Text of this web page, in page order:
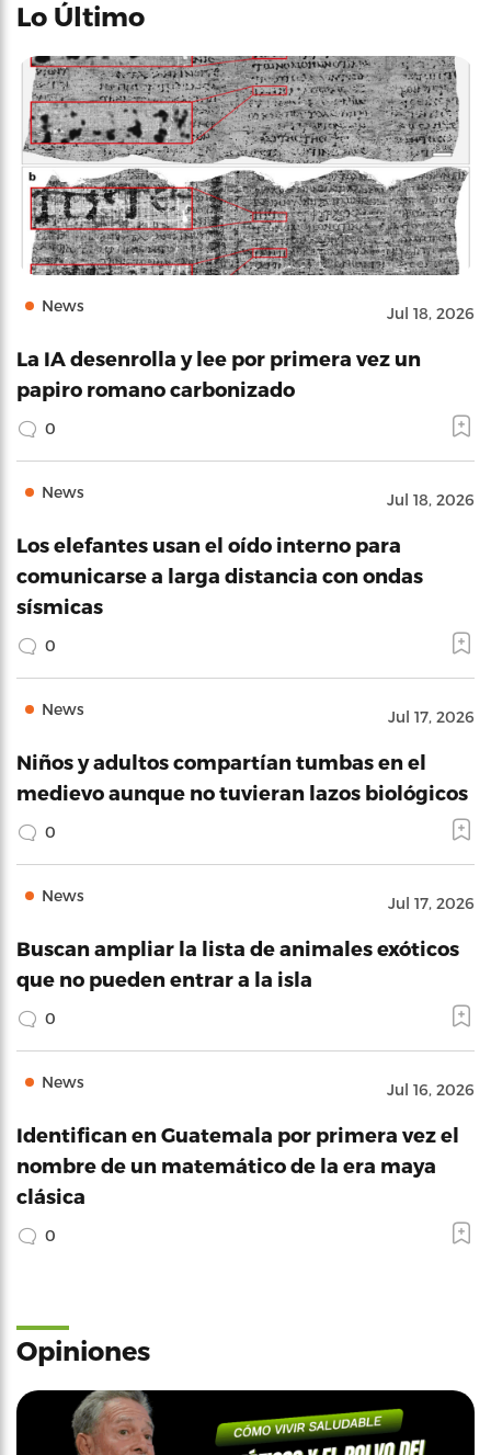
Lo Último
News Jul 18, 2026
La IA desenrolla y lee por primera vez un
papiro romano carbonizado
0
News Jul 18, 2026
Los elefantes usan el oído interno para
comunicarse a larga distancia con ondas
sísmicas
0
News Jul 17, 2026
Niños y adultos compartían tumbas en el
medievo aunque no tuvieran lazos biológicos
0
News Jul 17, 2026
Buscan ampliar la lista de animales exóticos
que no pueden entrar a la isla
0
News Jul 16, 2026
Identifican en Guatemala por primera vez el
nombre de un matemático de la era maya
clásica
0
Opiniones